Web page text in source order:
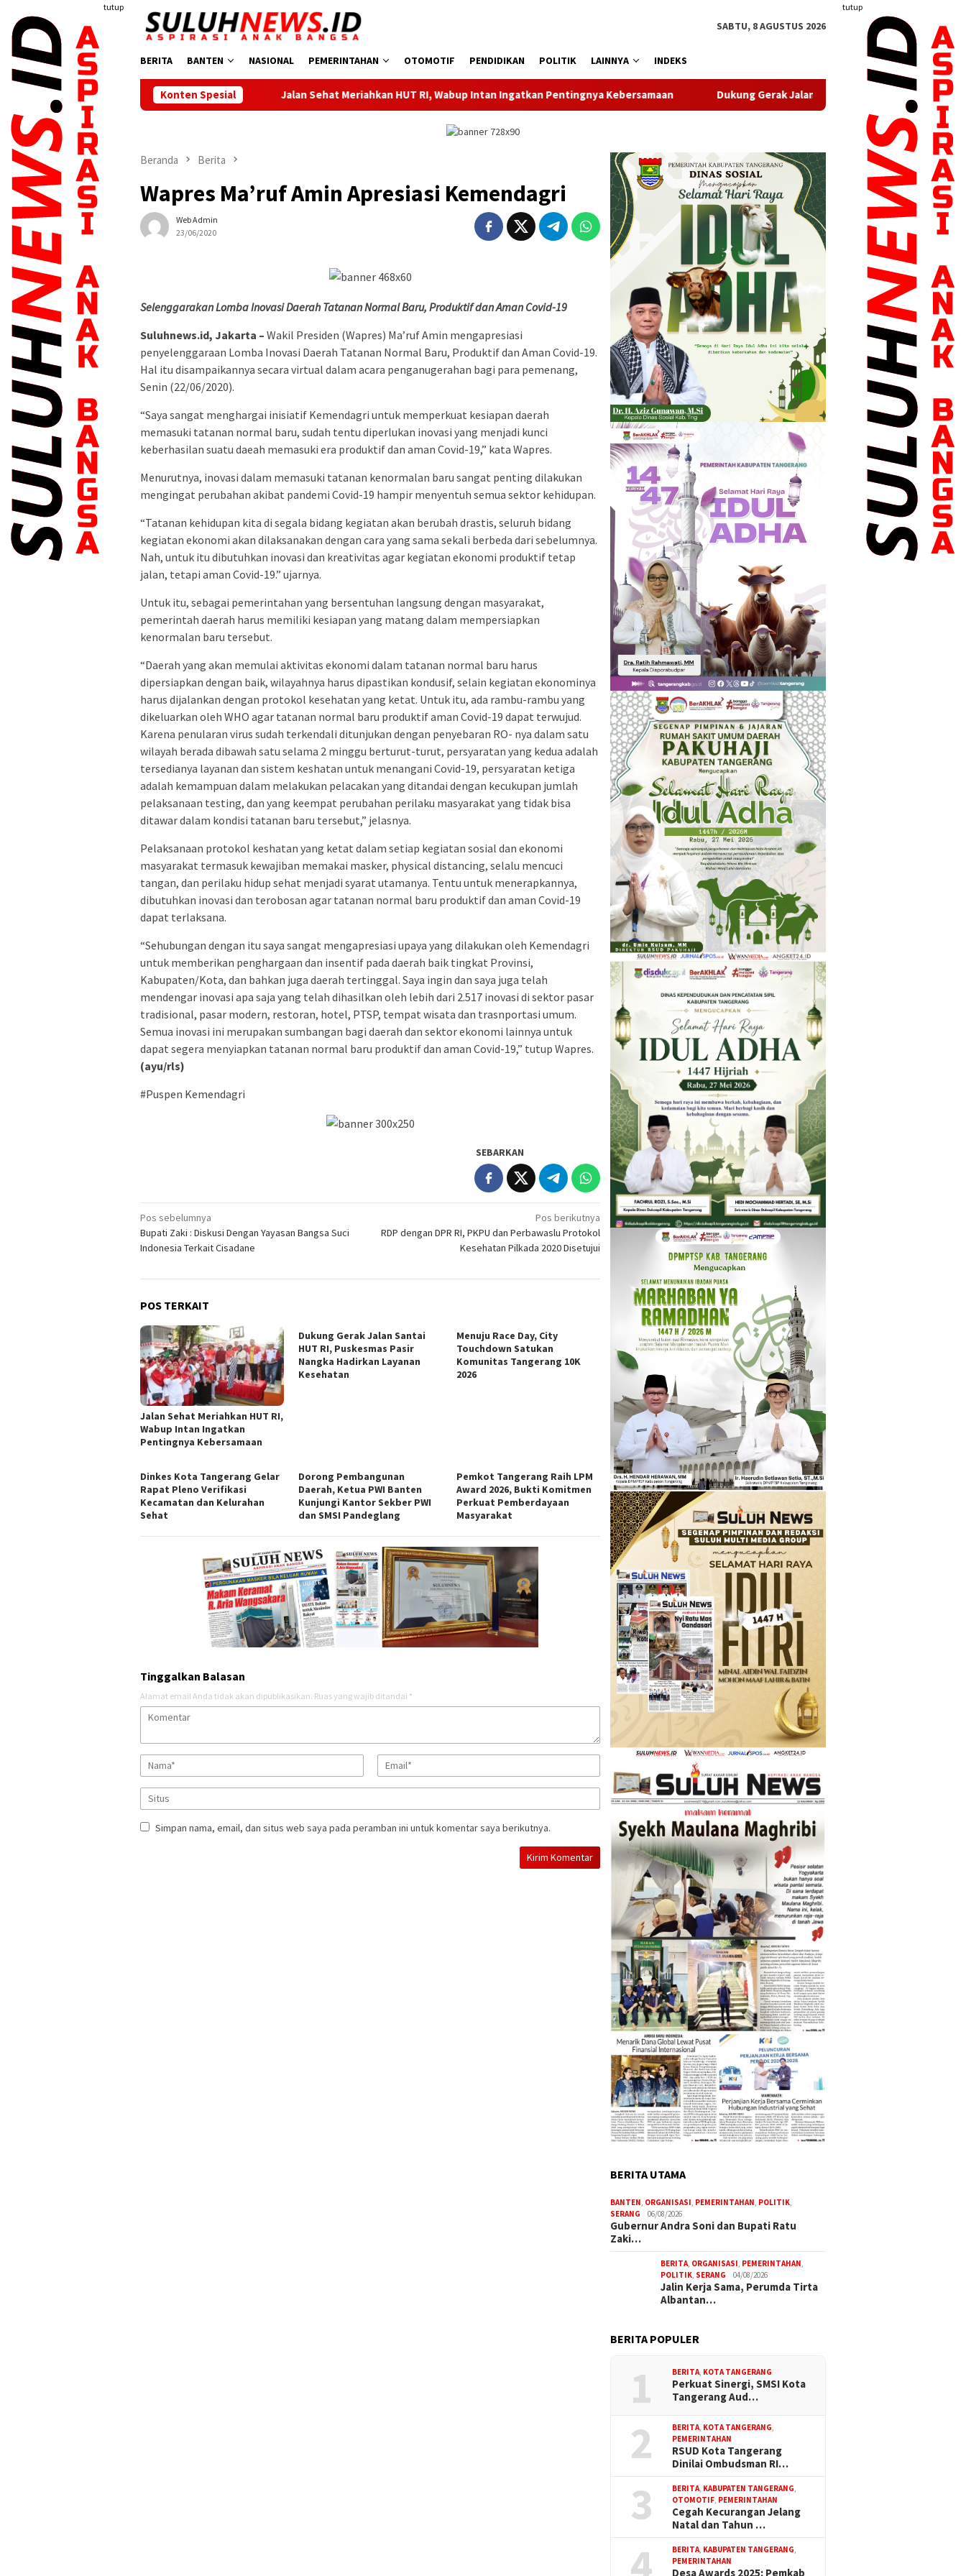
konten
tutup tutup
SABTU, 8 AGUSTUS 2026
BERITA BANTEN NASIONAL PEMERINTAHAN OTOMOTIF PENDIDIKAN POLITIK LAINNYA INDEKS
Konten Spesial
Jalan Sehat Meriahkan HUT RI, Wabup Intan Ingatkan Pentingnya Kebersamaan Dukung Gerak Jalan Santai HUT RI, Puskesmas Pasir Nangka Hadirkan
Beranda Berita
Wapres Ma’ruf Amin Apresiasi Kemendagri
Web Admin
23/06/2020
Selenggarakan Lomba Inovasi Daerah Tatanan Normal Baru, Produktif dan Aman Covid-19
Suluhnews.id, Jakarta – Wakil Presiden (Wapres) Ma’ruf Amin mengapresiasi
penyelenggaraan Lomba Inovasi Daerah Tatanan Normal Baru, Produktif dan Aman Covid-19.
Hal itu disampaikannya secara virtual dalam acara penganugerahan bagi para pemenang,
Senin (22/06/2020).
“Saya sangat menghargai inisiatif Kemendagri untuk memperkuat kesiapan daerah
memasuki tatanan normal baru, sudah tentu diperlukan inovasi yang menjadi kunci
keberhasilan suatu daeah memasuki era produktif dan aman Covid-19,” kata Wapres.
Menurutnya, inovasi dalam memasuki tatanan kenormalan baru sangat penting dilakukan
mengingat perubahan akibat pandemi Covid-19 hampir menyentuh semua sektor kehidupan.
“Tatanan kehidupan kita di segala bidang kegiatan akan berubah drastis, seluruh bidang
kegiatan ekonomi akan dilaksanakan dengan cara yang sama sekali berbeda dari sebelumnya.
Nah, untuk itu dibutuhkan inovasi dan kreativitas agar kegiatan ekonomi produktif tetap
jalan, tetapi aman Covid-19.” ujarnya.
Untuk itu, sebagai pemerintahan yang bersentuhan langsung dengan masyarakat,
pemerintah daerah harus memiliki kesiapan yang matang dalam mempersiapkan
kenormalan baru tersebut.
“Daerah yang akan memulai aktivitas ekonomi dalam tatanan normal baru harus
dipersiapkan dengan baik, wilayahnya harus dipastikan kondusif, selain kegiatan ekonominya
harus dijalankan dengan protokol kesehatan yang ketat. Untuk itu, ada rambu-rambu yang
dikeluarkan oleh WHO agar tatanan normal baru produktif aman Covid-19 dapat terwujud.
Karena penularan virus sudah terkendali ditunjukan dengan penyebaran RO- nya dalam satu
wilayah berada dibawah satu selama 2 minggu berturut-turut, persyaratan yang kedua adalah
tersedianya layanan dan sistem keshatan untuk menangani Covid-19, persyaratan ketiga
adalah kemampuan dalam melakukan pelacakan yang ditandai dengan kecukupan jumlah
pelaksanaan testing, dan yang keempat perubahan perilaku masyarakat yang tidak bisa
ditawar dalam kondisi tatanan baru tersebut,” jelasnya.
Pelaksanaan protokol keshatan yang ketat dalam setiap kegiatan sosial dan ekonomi
masyarakat termasuk kewajiban memakai masker, physical distancing, selalu mencuci
tangan, dan perilaku hidup sehat menjadi syarat utamanya. Tentu untuk menerapkannya,
dibutuhkan inovasi dan terobosan agar tatanan normal baru produktif dan aman Covid-19
dapat terlaksana.
“Sehubungan dengan itu saya sangat mengapresiasi upaya yang dilakukan oleh Kemendagri
untuk memberikan penghargaan dan insentif pada daerah baik tingkat Provinsi,
Kabupaten/Kota, dan bahkan juga daerah tertinggal. Saya ingin dan saya juga telah
mendengar inovasi apa saja yang telah dihasilkan oleh lebih dari 2.517 inovasi di sektor pasar
tradisional, pasar modern, restoran, hotel, PTSP, tempat wisata dan trasnportasi umum.
Semua inovasi ini merupakan sumbangan bagi daerah dan sektor ekonomi lainnya untuk
dapat segera menyiapkan tatanan normal baru produktif dan aman Covid-19,” tutup Wapres.
(ayu/rls)
#Puspen Kemendagri
SEBARKAN
Navigasi
pos
Pos sebelumnya
Bupati Zaki : Diskusi Dengan Yayasan Bangsa Suci
Indonesia Terkait Cisadane
Pos berikutnya
RDP dengan DPR RI, PKPU dan Perbawaslu Protokol
Kesehatan Pilkada 2020 Disetujui
POS TERKAIT
Jalan Sehat Meriahkan HUT RI,
Wabup Intan Ingatkan
Pentingnya Kebersamaan
Dukung Gerak Jalan Santai
HUT RI, Puskesmas Pasir
Nangka Hadirkan Layanan
Kesehatan
Menuju Race Day, City
Touchdown Satukan
Komunitas Tangerang 10K
2026
Dinkes Kota Tangerang Gelar
Rapat Pleno Verifikasi
Kecamatan dan Kelurahan
Sehat
Dorong Pembangunan
Daerah, Ketua PWI Banten
Kunjungi Kantor Sekber PWI
dan SMSI Pandeglang
Pemkot Tangerang Raih LPM
Award 2026, Bukti Komitmen
Perkuat Pemberdayaan
Masyarakat
Tinggalkan Balasan
Alamat email Anda tidak akan dipublikasikan. Ruas yang wajib ditandai *
Simpan nama, email, dan situs web saya pada peramban ini untuk komentar saya berikutnya.
BERITA UTAMA
BANTEN, ORGANISASI, PEMERINTAHAN, POLITIK,
SERANG
06/08/2026
Gubernur Andra Soni dan Bupati Ratu
Zaki…
BERITA, ORGANISASI, PEMERINTAHAN,
POLITIK, SERANG 04/08/2026
Jalin Kerja Sama, Perumda Tirta
Albantan…
BERITA POPULER
1 BERITA, KOTA TANGERANG
Perkuat Sinergi, SMSI Kota
Tangerang Aud…
2 BERITA, KOTA TANGERANG,
PEMERINTAHAN
RSUD Kota Tangerang
Dinilai Ombudsman RI…
3 BERITA, KABUPATEN TANGERANG,
OTOMOTIF, PEMERINTAHAN
Cegah Kecurangan Jelang
Natal dan Tahun …
4 BERITA, KABUPATEN TANGERANG,
PEMERINTAHAN
Desa Awards 2025: Pemkab